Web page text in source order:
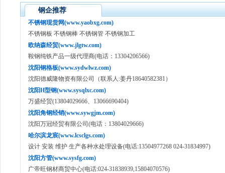
钢企推荐
不锈钢现货网(www.yaobxg.com)
不锈钢板 不锈钢棒 不锈钢管 不锈钢加工
欧纳森经贸(www.jlgtw.com)
鞍钢纯铁产品一级代理商(电话：13304206566)
沈阳钢格板(www.sydwlwz.com)
沈阳德威隆物资有限公司（联系人:姜丹18640582381）
沈阳H型钢(www.sysqlxc.com)
万盛经贸(13804029666、13066690404)
沈阳角钢经销(www.sywgjm.com)
沈阳万冠经贸有限公司(电话：13804029666)
哈尔滨龙宸(www.lcsclgs.com)
设计 安装 维护 生产各种水处理设备(电话:13504977268 024-31834997)
沈阳方管(www.sysfg.com)
广帝旺钢材商贸中心(电话:024-31838939,15804070576)